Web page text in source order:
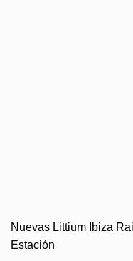
Nuevas Littium Ibiza
Estación